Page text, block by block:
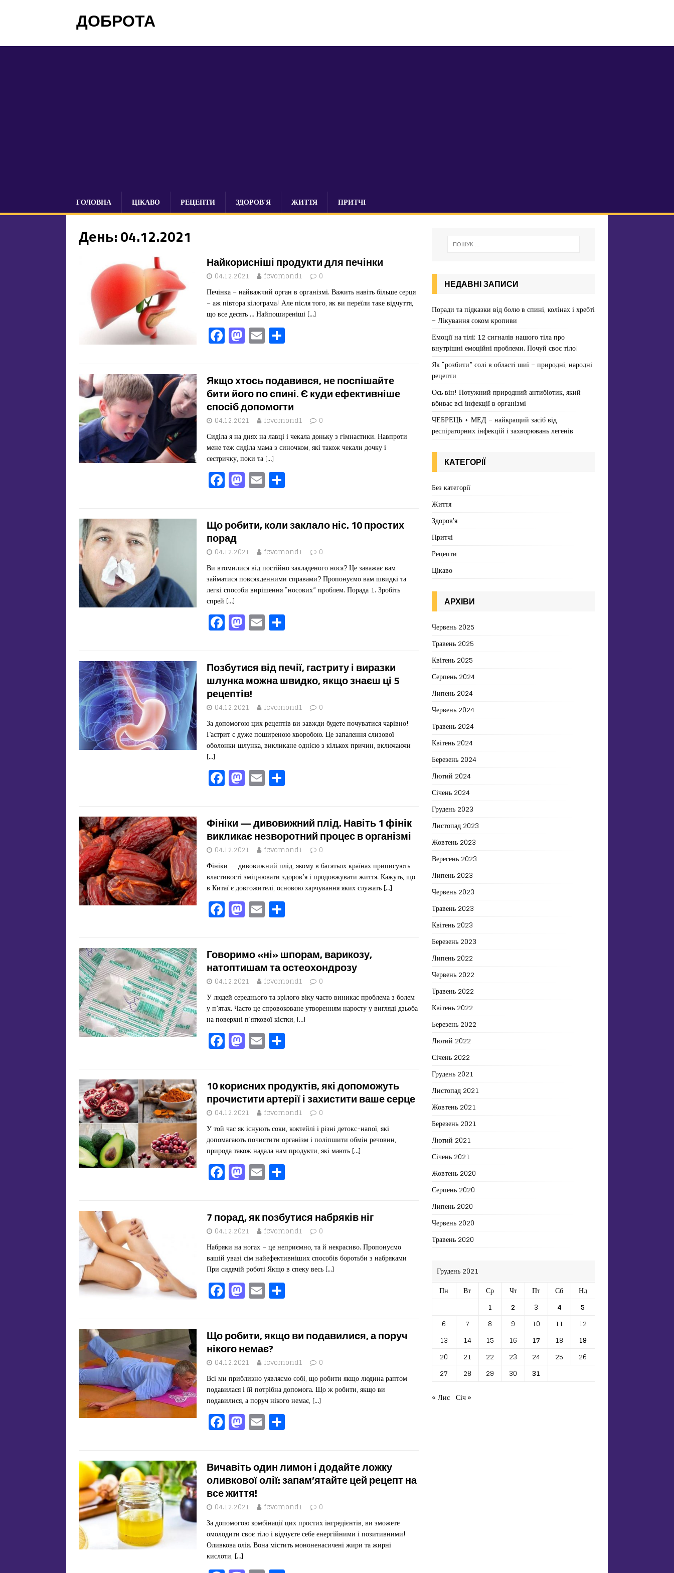
ДОБРОТА
ГОЛОВНА ЦІКАВО РЕЦЕПТИ ЗДОРОВ’Я ЖИТТЯ ПРИТЧІ
День:04.12.2021
Найкорисніші продукти для печінки
04.12.2021 fcvomond1 0
Печінка – найважчий орган в організмі. Важить навіть більше серця
– аж півтора кілограма! Але після того, як ви переїли таке відчуття,
що все десять … Найпоширеніші […]
F
a
e
b
o
o
k
M
a
o
d
o
n
E
m
l ит
ис
я
Якщо хтось подавився, не поспішайте
бити його по спині. Є куди ефективніше
спосіб допомогти
04.12.2021 fcvomond1 0
Сиділа я на днях на лавці і чекала доньку з гімнастики. Навпроти
мене теж сиділа мама з синочком, які також чекали дочку і
сестричку, поки та […]
F
a
e
b
o
o
k
M
a
o
d
o
n
E
m
l ит
ис
я
Що робити, коли заклало ніс. 10 простих
порад
04.12.2021 fcvomond1 0
Ви втомилися від постійно закладеного носа? Це заважає вам
займатися повсякденними справами? Пропонуємо вам швидкі та
легкі способи вирішення “носових” проблем. Порада 1. Зробіть
спрей […]
F
a
e
b
o
o
k
M
a
o
d
o
n
E
m
l ит
ис
я
Позбутися від печії, гастриту і виразки
шлунка можна швидко, якщо знаєш ці 5
рецептів!
04.12.2021 fcvomond1 0
За допомогою цих рецептів ви завжди будете почуватися чарівно!
Гастрит є дуже поширеною хворобою. Це запалення слизової
оболонки шлунка, викликане однією з кількох причин, включаючи
[…]
F
a
e
b
o
o
k
M
a
o
d
o
n
E
m
l ит
ис
я
Фініки — дивовижний плід. Навіть 1 фінік
викликає незворотний процес в організмі
04.12.2021 fcvomond1 0
Фініки — дивовижний плід, якому в багатьох країнах приписують
властивості зміцнювати здоров’я і продовжувати життя. Кажуть, що
в Китаї є довгожителі, основою харчування яких служать […]
F
a
e
b
o
o
k
M
a
o
d
o
n
E
m
l ит
ис
я
Говоримо «ні» шпорам, варикозу,
натоптишам та остеохондрозу
04.12.2021 fcvomond1 0
У людей середнього та зрілого віку часто виникає проблема з болем
у п’ятах. Часто це спровоковане утворенням наросту у вигляді дзьоба
на поверхні п’яткової кістки, […]
F
a
e
b
o
o
k
M
a
o
d
o
n
E
m
l ит
ис
я
10 корисних продуктів, які допоможуть
прочистити артерії і захистити ваше серце
04.12.2021 fcvomond1 0
У той час як існують соки, коктейлі і різні детокс-напої, які
допомагають почистити організм і поліпшити обмін речовин,
природа також надала нам продукти, які мають […]
F
a
e
b
o
o
k
M
a
o
d
o
n
E
m
l ит
ис
я
7 порад, як позбутися набряків ніг
04.12.2021 fcvomond1 0
Набряки на ногах – це неприємно, та й некрасиво. Пропонуємо
вашій увазі сім найефективніших способів боротьби з набряками
При сидячій роботі Якщо в спеку весь […]
F
a
e
b
o
o
k
M
a
o
d
o
n
E
m
l ит
ис
я
Що робити, якщо ви подавилися, а поруч
нікого немає?
04.12.2021 fcvomond1 0
Всі ми приблизно уявляємо собі, що робити якщо людина раптом
подавилася і їй потрібна допомога. Що ж робити, якщо ви
подавилися, а поруч нікого немає, […]
F
a
e
b
o
o
k
M
a
o
d
o
n
E
m
l ит
ис
я
Вичавіть один лимон і додайте ложку
оливкової олії: запам’ятайте цей рецепт на
все життя!
04.12.2021 fcvomond1 0
За допомогою комбінації цих простих інгредієнтів, ви зможете
омолодити своє тіло і відчуєте себе енергійними і позитивними!
Оливкова олія. Вона містить мононенасичені жири та жирні
кислоти, […]
НЕДАВНІ ЗАПИСИ
Поради та підказки від болю в спині, колінах і хребті
– Лікування соком кропиви
Емоції на тілі: 12 сигналів нашого тіла про
внутрішні емоційні проблеми. Почуй своє тіло!
Як “розбити” солі в області шиї – природні, народні
рецепти
Ось він! Потужний природний антибіотик, який
вбиває всі інфекції в організмі
ЧЕБРЕЦЬ + МЕД – найкращий засіб від
респіраторних інфекцій і захворювань легенів
КАТЕГОРІЇ
Без категорії
Життя
Здоров'я
Притчі
Рецепти
Цікаво
АРХІВИ
Червень 2025
Травень 2025
Квітень 2025
Серпень 2024
Липень 2024
Червень 2024
Травень 2024
Квітень 2024
Березень 2024
Лютий 2024
Січень 2024
Грудень 2023
Листопад 2023
Жовтень 2023
Вересень 2023
Липень 2023
Червень 2023
Травень 2023
Квітень 2023
Березень 2023
Липень 2022
Червень 2022
Травень 2022
Квітень 2022
Березень 2022
Лютий 2022
Січень 2022
Грудень 2021
Листопад 2021
Жовтень 2021
Березень 2021
Лютий 2021
Січень 2021
Жовтень 2020
Серпень 2020
Липень 2020
Червень 2020
Травень 2020
Грудень 2021
Пн
Вт Ср Чт Пт Сб
Нд
1
2 3 4
5
6
7 8 9 10 11
12
13
14 15 16 17 18
19
20
21 22 23 24 25
26
27
28 29 30
31
« Лис Січ »